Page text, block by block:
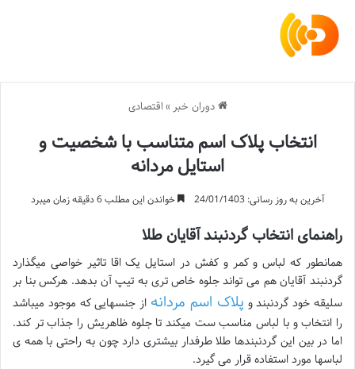
دوران خبر » اقتصادی
انتخاب پلاک اسم متناسب با شخصیت و
استایل مردانه
آخرین به روز رسانی: 24/01/1403 خواندن این مطلب 6 دقیقه زمان میبرد
راهنمای انتخاب گردنبند آقایان طلا
همانطور که لباس و کمر و کفش در استایل یک اقا تاثیر خواصی میگذارد
گردنبند آقایان هم می تواند جلوه خاص تری به تیپ آن بدهد. هرکس بنا بر
سلیقه خود گردنبند و پلاک اسم مردانه از جنسهایی که موجود میباشد
را انتخاب و با لباس مناسب ست میکند تا جلوه ظاهریش را جذاب تر کند.
اما در بین این گردنبندها طلا طرفدار بیشتری دارد چون به راحتی با همه ی
لباسها مورد استفاده قرار می گیرد.